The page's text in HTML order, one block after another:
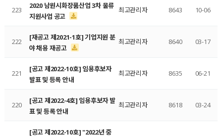
223
2020 남원시화장품산업 3차 물류
지원사업 공고
최고관리자 8643 10-06
222
[재공고 제2021-1호] 기업지원 분
야 채용 재공고
최고관리자 8640 03-17
221
[공고 제2022-10호] 임용후보자
발표 및 등록 안내
최고관리자 8635 06-21
220
[공고 제2022-4호] 임용후보자 발
표 및 등록 안내
최고관리자 8618 03-24
[공고 제2022-10호] "2022년 중